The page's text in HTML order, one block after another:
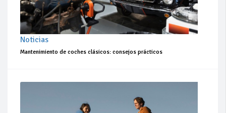
Noticias
Mantenimiento de coches clásicos: consejos prácticos